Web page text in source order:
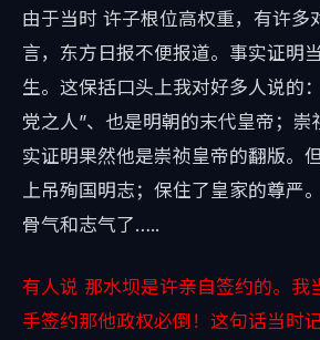
由于当时 许子根位高权重，有许多
言，东方日报不便报道。事实证明
生。这保括口头上我对好多人说的
党之人”、也是明朝的末代皇帝；崇
实证明果然他是崇祯皇帝的翻版。
上吊殉国明志；保住了皇家的尊严
骨气和志气了…..
有人说 那水坝是许亲自签约的。我
手签约那他政权必倒！这句话当时